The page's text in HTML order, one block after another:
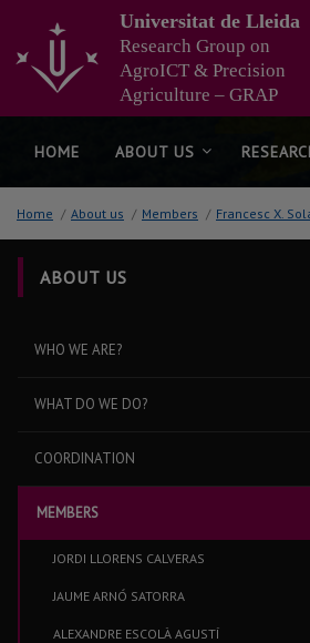
the
of
Universitat de Lleida
Research Group on
AgroICT & Precision
Agriculture – GRAP
HOME ABOUT US
Home / About us / Members / Francesc X.
ABOUT US
WHO WE ARE?
WHAT DO WE DO?
COORDINATION
MEMBERS
JORDI LLORENS CALVERAS
JAUME ARNÓ SATORRA
ALEXANDRE ESCOLÀ AGUSTÍ